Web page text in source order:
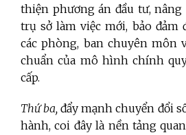
thiện phương án đầu tư, nâng
trụ sở làm việc mới, bảo đảm
các phòng, ban chuyên môn
chuẩn của mô hình chính
cấp.
Thứ ba, đẩy mạnh chuyển đổi
hành, coi đây là nền tảng